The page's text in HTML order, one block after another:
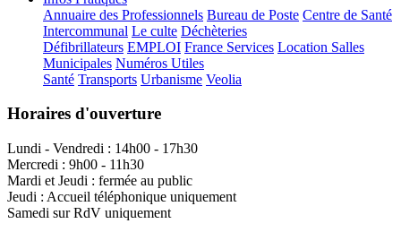
Annuaire des Professionnels Bureau de Poste Centre de Santé
Intercommunal Le culte Déchèteries
Défibrillateurs EMPLOI France Services Location Salles
Municipales Numéros Utiles
Santé Transports Urbanisme Veolia
Horaires d'ouverture
Lundi - Vendredi : 14h00 - 17h30
Mercredi : 9h00 - 11h30
Mardi et Jeudi : fermée au public
Jeudi : Accueil téléphonique uniquement
Samedi sur RdV uniquement